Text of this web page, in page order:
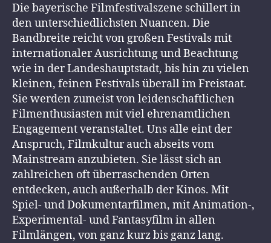
Die bayerische Filmfestivalszene schillert in
den unterschiedlichsten Nuancen. Die
Bandbreite reicht von großen Festivals mit
internationaler Ausrichtung und Beachtung
wie in der Landeshauptstadt, bis hin zu vielen
kleinen, feinen Festivals überall im Freistaat.
Sie werden zumeist von leidenschaftlichen
Filmenthusiasten mit viel ehrenamtlichen
Engagement veranstaltet. Uns alle eint der
Anspruch, Filmkultur auch abseits vom
Mainstream anzubieten. Sie lässt sich an
zahlreichen oft überraschenden Orten
entdecken, auch außerhalb der Kinos. Mit
Spiel- und Dokumentarfilmen, mit Animation-,
Experimental- und Fantasyfilm in allen
Filmlängen, von ganz kurz bis ganz lang.